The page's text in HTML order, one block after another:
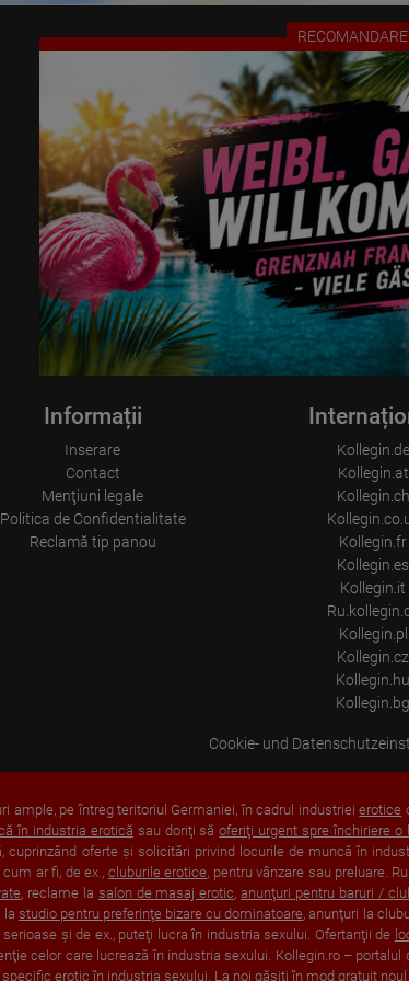
Origin (country and city)
Operating system
Device (PC, tablet PC or smartphone)
Browser and any add-ons used
Resolution of the computer
Visitor source (Facebook, search
Which files were downloaded?
Which videos were watched?
Were any advertising banners clicked?
Where did the visitor go? Did he click
did he leave it completely?
How long did the visitor stay?
Place of processing:
European Union & USA
Informații
Inserare
Contact
Menţiuni legale
Politica de Confidentialitate
Reclamă tip panou
Kollegin.de
Kollegin.at
Kollegin.ch
Kollegin.fr
Kollegin.es
Kollegin.it
Kollegin.pl
Kollegin.cz
Kollegin.hu
Kollegin.bg
Cookie- und
ample, pe întreg teritoriul Germaniei, în cadrul industrieierotice
în industria erotică sau doriţi săoferiţi urgent spre închiriere o
cuprinzând oferte şi solicitări privind locurile de muncă în
ar fi, de ex., cluburile erotice, pentru vânzare sau preluare.
, reclame la salon de masaj erotic,anunţuri pentru baruri /
la studio pentru preferinţe bizare cu dominatoare, anunţuri la
şi de ex., puteţi lucra în industria sexului. Ofertanţii de
celor care lucrează în industria sexului. Kollegin.ro –
erotic în industria sexului. La noi găsiţi în mod gratuit noul